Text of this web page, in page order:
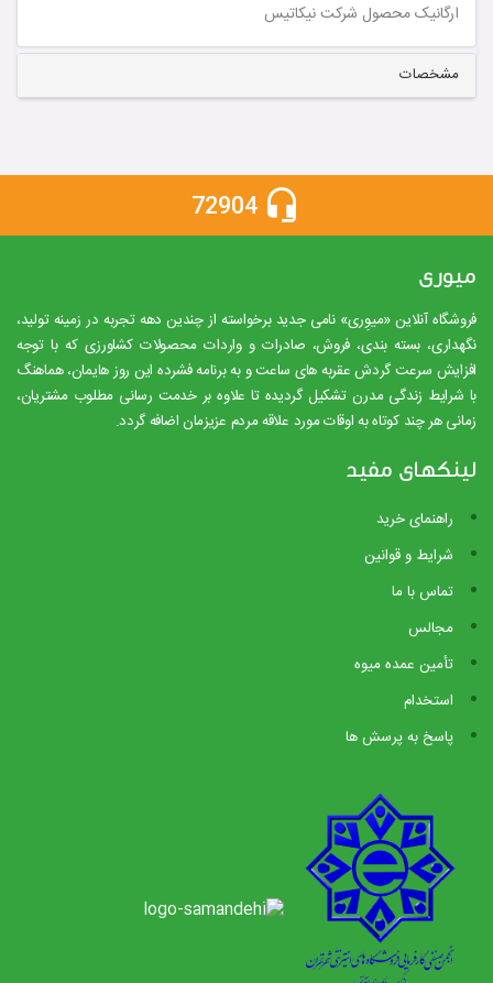
ارگانیکمحصول شرکت نیکاتیس
مشخصات
72904
میوری
فروشگاه آنلاین «میوِری» نامی جدید برخواسته از چندین دهه تجربه در زمینه تولید،
نگهداری، بسته بندی، فروش، صادرات و واردات محصولات کشاورزی که با توجه
افزایش سرعت گردش عقربه های ساعت و به برنامه فشرده این روز هایمان، هماهنگ
با شرایط زندگی مدرن تشکیل گردیده تا علاوه بر خدمت رسانی مطلوب مشتریان،
زمانی هر چند کوتاه به اوقات مورد علاقه مردم عزیزمان اضافه گردد.
لینکهای مفید
راهنمای خرید
شرایط و قوانین
تماس با ما
مجالس
تأمین عمده میوه
استخدام
پاسخ به پرسش ها